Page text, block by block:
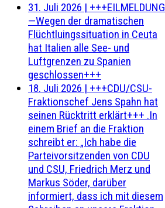
31. Juli 2026 | +++EILMELDUNG
—Wegen der dramatischen
Flüchtluingssituation in Ceuta
hat Italien alle See- und
Luftgrenzen zu Spanien
geschlossen+++
18. Juli 2026 | +++CDU/CSU-
Fraktionschef Jens Spahn hat
seinen Rücktritt erklärt+++ .In
einem Brief an die Fraktion
schreibt er: „Ich habe die
Parteivorsitzenden von CDU
und CSU, Friedrich Merz und
Markus Söder, darüber
informiert, dass ich mit diesem